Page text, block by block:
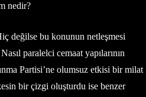
nedir?
değilse bu konunun netleşmesi
paralelci cemaat yapılarının
Partisi’ne olumsuz etkisi bir milat
bir çizgi oluşturdu ise benzer